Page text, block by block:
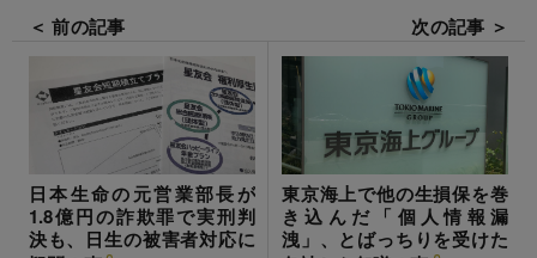
＜ 前の記事
日本生命の元営業部長が
1.8億円の詐欺罪で実刑判
決も、日生の被害者対応に
次の記事 ＞
東京海上で他の生損保を巻
き込んだ「個人情報漏
洩」、とばっちりを受けた